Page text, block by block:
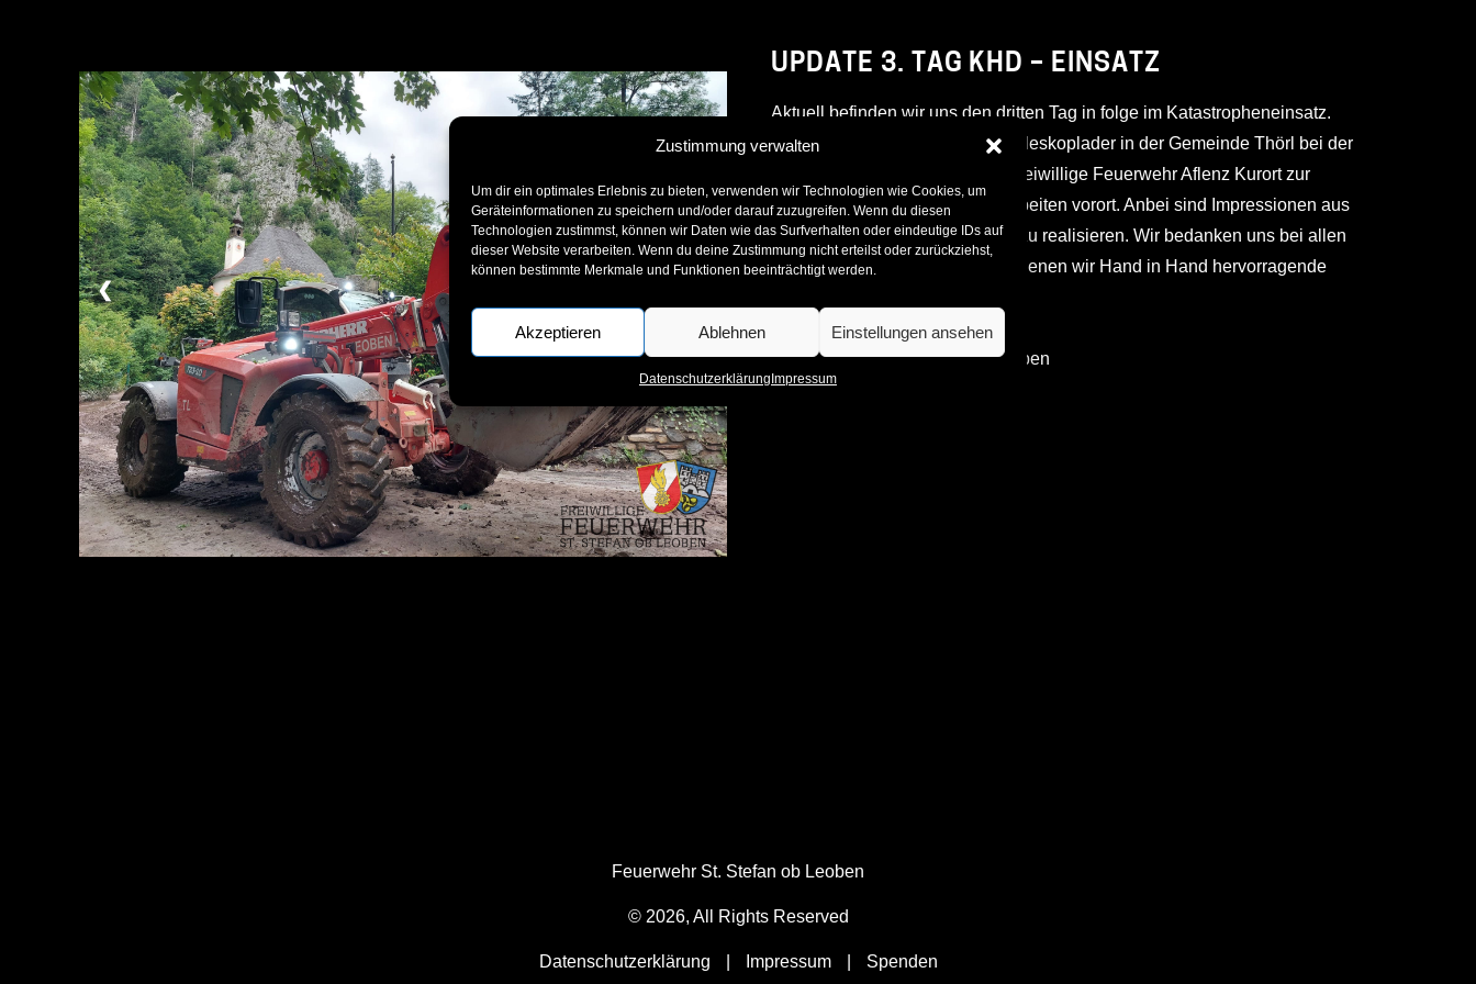
Zustimmung verwalten
Um dir ein optimales Erlebnis zu bieten, verwenden wir Technologien wie Cookies, um
Geräteinformationen zu speichern und/oder darauf zuzugreifen. Wenn du diesen
Technologien zustimmst, können wir Daten wie das Surfverhalten oder eindeutige IDs auf
dieser Website verarbeiten. Wenn du deine Zustimmung nicht erteilst oder zurückziehst,
können bestimmte Merkmale und Funktionen beeinträchtigt werden.
Akzeptieren Ablehnen Einstellungen ansehen
Datenschutzerklärung Impressum
❮
UPDATE 3. TAG KHD – EINSATZ
Aktuell befinden wir uns den dritten Tag in folge im Katastropheneinsatz.
Gestern sowie heute ist unser Teleskoplader in der Gemeinde Thörl bei der
Freiwillige Feuerwehr Thörl & Freiwillige Feuerwehr Aflenz Kurort zur
Unterstützung & Aufräumungsarbeiten vorort. Anbei sind Impressionen aus
Thörl um diese Schadenslagen zu realisieren. Wir bedanken uns bei allen
eingesetzten Einsatzkräften mit denen wir Hand in Hand hervorragende
Text/Fotos: FF St. Stefan ob Leoben
Feuerwehr St. Stefan ob Leoben
© 2026, All Rights Reserved
Datenschutzerklärung Impressum Spenden